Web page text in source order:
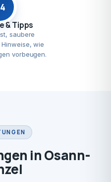
& Tipps
saubere
wie
vorbeugen.
in Osann-